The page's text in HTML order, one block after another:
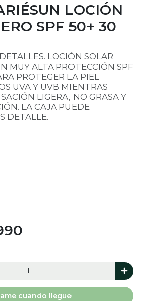
LOCIÓN
SPF 50+ 30
LOCIÓN SOLAR
MUY ALTA PROTECCIÓN SPF
PROTEGER LA PIEL
UVA Y UVB MIENTRAS
LIGERA, NO GRASA Y
LA CAJA PUEDE
DETALLE.
cuando llegue